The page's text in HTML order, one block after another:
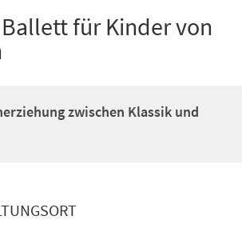
für Kinder von
zwischen Klassik und